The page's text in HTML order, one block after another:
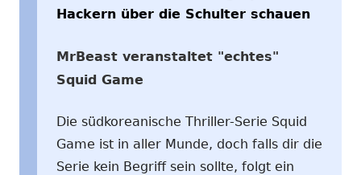
Hackern über die Schulter schauen
MrBeast veranstaltet "echtes"
Squid Game
Die südkoreanische Thriller-Serie Squid
Game ist in aller Munde, doch falls dir die
Serie kein Begriff sein sollte, folgt ein